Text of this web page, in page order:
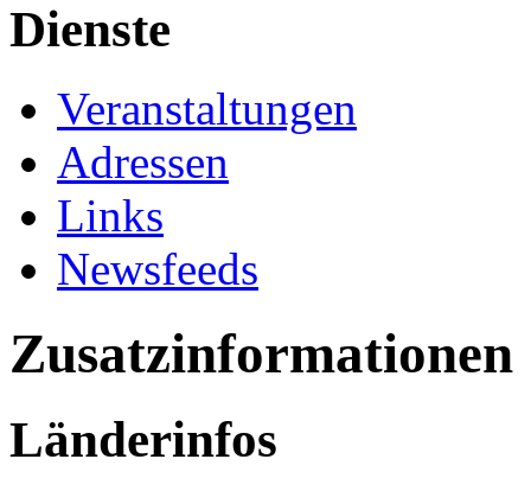
Dienste
Veranstaltungen
Adressen
Links
Newsfeeds
Zusatzinformationen
Länderinfos